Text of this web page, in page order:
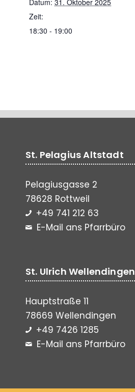
Datum: 31. Oktober 2025
Zeit:
18:30 - 19:00
St. Pelagius Altstadt
Pelagiusgasse 2
78628 Rottweil
+49 741 212 63
E-Mail ans Pfarrbüro
St. Ulrich Wellendingen
Hauptstraße 11
78669 Wellendingen
+49 7426 1285
E-Mail ans Pfarrbüro